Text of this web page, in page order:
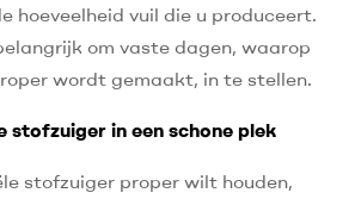
hoeveelheid vuil die u produceert.
om vaste dagen, waarop
wordt gemaakt, in te stellen.
stofzuiger in een schone plek
stofzuiger proper wilt houden,